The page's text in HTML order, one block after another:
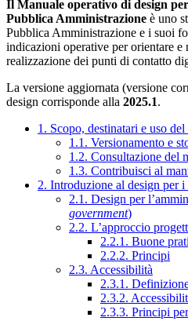
Il Manuale operativo di design
Pubblica Amministrazione è uno
Pubblica Amministrazione e i suoi
indicazioni operative per orientare e
realizzazione dei punti di contatto
La versione aggiornata (versione
design corrisponde alla 2025.1.
1. Scopo, destinatari e uso
1.1. Versionamento e
1.2. Consultazione del
1.3. Contribuisci al
2. Introduzione al design per
2.1. Design per
government)
2.2. L’approccio
2.2.1. Buone
2.2.2. Principi
2.3. Accessibilità
2.3.1.
2.3.2.
2.3.3. Principi